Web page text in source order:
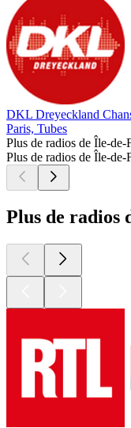
DKL Dreyeckland
Paris, Tubes
Plus de radios de Île-de-
Plus de radios de Île-de-
Plus de radios